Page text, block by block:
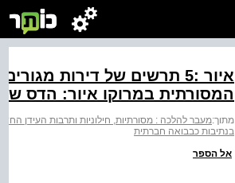
איור :5 תרשים של דירות
המסורתית במרוקו איור: הדס
מתוך:מעבר להלכה : מסורתיות, חילוניות ותרבות העידן
בנתיבות כבבואה חברתית
אל הספר